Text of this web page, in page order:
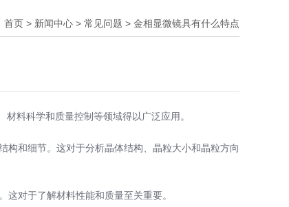
首页 > 新闻中心 > 常见问题 > 金相显微镜具有什么特点
料科学和质量控制等领域得以广泛应用。
构和细节。这对于分析晶体结构、晶粒大小和晶粒方向
对于了解材料性能和质量至关重要。